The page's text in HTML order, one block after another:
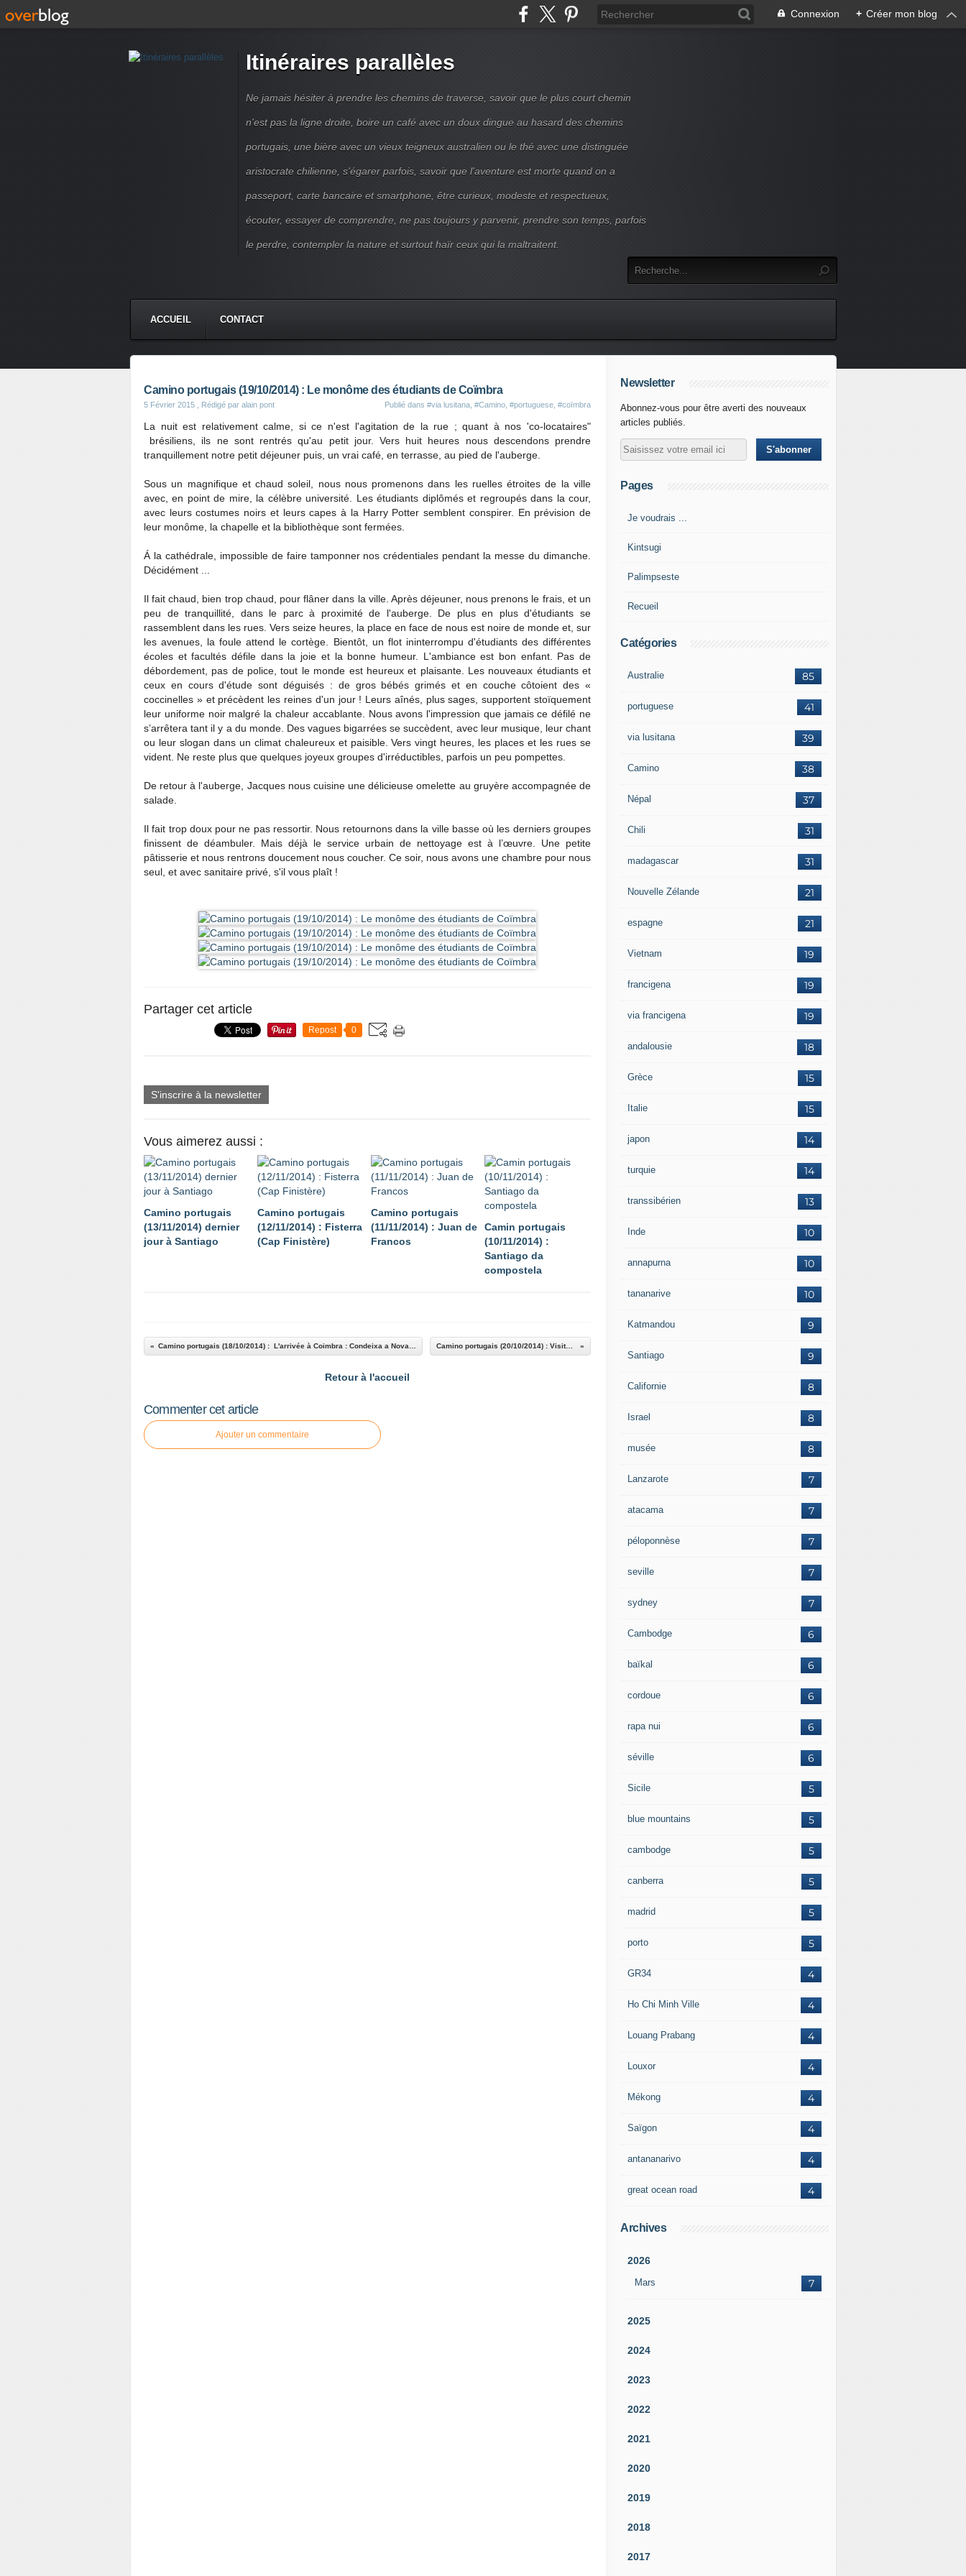
Connexion + Créer mon blog
Itinéraires parallèles
Ne jamais hésiter à prendre les chemins de traverse, savoir que le plus court chemin
n'est pas la ligne droite, boire un café avec un doux dingue au hasard des chemins
portugais, une bière avec un vieux teigneux australien ou le thé avec une distinguée
aristocrate chilienne, s'égarer parfois, savoir que l'aventure est morte quand on a
passeport, carte bancaire et smartphone, être curieux, modeste et respectueux,
écouter, essayer de comprendre, ne pas toujours y parvenir, prendre son temps, parfois
le perdre, contempler la nature et surtout haïr ceux qui la maltraitent.
ACCUEIL CONTACT
Camino portugais (19/10/2014) : Le monôme des étudiants de Coïmbra
5 Février 2015 , Rédigé par alain pont Publié dans #via lusitana #Camino #portuguese #coïmbra
La nuit est relativement calme, si ce n'est l'agitation de la rue ; quant à nos 'co-locataires"
brésiliens, ils ne sont rentrés qu'au petit jour. Vers huit heures nous descendons prendre
tranquillement notre petit déjeuner puis, un vrai café, en terrasse, au pied de l'auberge.
Sous un magnifique et chaud soleil, nous nous promenons dans les ruelles étroites de la ville
avec, en point de mire, la célèbre université. Les étudiants diplômés et regroupés dans la cour,
avec leurs costumes noirs et leurs capes à la Harry Potter semblent conspirer. En prévision de
leur monôme, la chapelle et la bibliothèque sont fermées.
Á la cathédrale, impossible de faire tamponner nos crédentiales pendant la messe du dimanche.
Décidément ...
Il fait chaud, bien trop chaud, pour flâner dans la ville. Après déjeuner, nous prenons le frais, et un
peu de tranquillité, dans le parc à proximité de l'auberge. De plus en plus d'étudiants se
rassemblent dans les rues. Vers seize heures, la place en face de nous est noire de monde et, sur
les avenues, la foule attend le cortège. Bientôt, un flot ininterrompu d'étudiants des différentes
écoles et facultés défile dans la joie et la bonne humeur. L'ambiance est bon enfant. Pas de
débordement, pas de police, tout le monde est heureux et plaisante. Les nouveaux étudiants et
ceux en cours d'étude sont déguisés : de gros bébés grimés et en couche côtoient des «
coccinelles » et précèdent les reines d'un jour ! Leurs aînés, plus sages, supportent stoïquement
leur uniforme noir malgré la chaleur accablante. Nous avons l'impression que jamais ce défilé ne
s’arrêtera tant il y a du monde. Des vagues bigarrées se succèdent, avec leur musique, leur chant
ou leur slogan dans un climat chaleureux et paisible. Vers vingt heures, les places et les rues se
vident. Ne reste plus que quelques joyeux groupes d'irréductibles, parfois un peu pompettes.
De retour à l'auberge, Jacques nous cuisine une délicieuse omelette au gruyère accompagnée de
salade.
Il fait trop doux pour ne pas ressortir. Nous retournons dans la ville basse où les derniers groupes
finissent de déambuler. Mais déjà le service urbain de nettoyage est à l’œuvre. Une petite
pâtisserie et nous rentrons doucement nous coucher. Ce soir, nous avons une chambre pour nous
seul, et avec sanitaire privé, s'il vous plaît !
Partager cet article
Repost 0
S'inscrire à la newsletter
Vous aimerez aussi :
Camino portugais
(13/11/2014) dernier
jour à Santiago
Camino portugais
(12/11/2014) : Fisterra
(Cap Finistère)
Camino portugais
(11/11/2014) : Juan de
Francos
Camin portugais
(10/11/2014) :
Santiago da
compostela
Camino portugais (20/10/2014) : Visite de CoÏmbra
Retour à l'accueil
Commenter cet article
Ajouter un commentaire
Newsletter
Abonnez-vous pour être averti des nouveaux
articles publiés.
Pages
Je voudrais ...
Kintsugi
Palimpseste
Recueil
Catégories
85
Australie
41
portuguese
39
via lusitana
38
Camino
37
Népal
31
Chili
31
madagascar
21
Nouvelle Zélande
21
espagne
19
Vietnam
19
francigena
19
via francigena
18
andalousie
15
Grèce
15
Italie
14
japon
14
turquie
13
transsibérien
10
Inde
10
annapurna
10
tananarive
9
Katmandou
9
Santiago
8
Californie
8
Israel
8
musée
7
Lanzarote
7
atacama
7
péloponnèse
7
seville
7
sydney
6
Cambodge
6
baïkal
6
cordoue
6
rapa nui
6
séville
5
Sicile
5
blue mountains
5
cambodge
5
canberra
5
madrid
5
porto
4
GR34
4
Ho Chi Minh Ville
4
Louang Prabang
4
Louxor
4
Mékong
4
Saïgon
4
antananarivo
4
great ocean road
Archives
2026
Mars 7
2025
2024
2023
2022
2021
2020
2019
2018
2017